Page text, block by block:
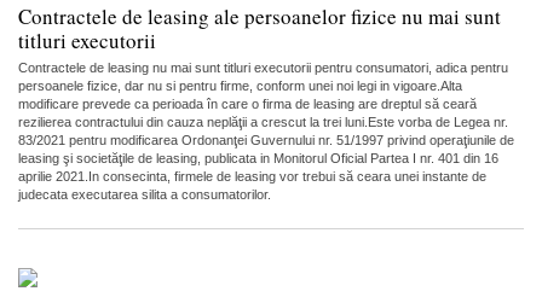
Contractele de leasing ale persoanelor fizice nu mai sunt
titluri executorii
Contractele de leasing nu mai sunt titluri executorii pentru consumatori, adica pentru
persoanele fizice, dar nu si pentru firme, conform unei noi legi in vigoare.Alta
modificare prevede ca perioada în care o firma de leasing are dreptul să ceară
rezilierea contractului din cauza neplăţii a crescut la trei luni.Este vorba de Legea nr.
83/2021 pentru modificarea Ordonanţei Guvernului nr. 51/1997 privind operaţiunile de
leasing şi societăţile de leasing, publicata in Monitorul Oficial Partea I nr. 401 din 16
aprilie 2021.In consecinta, firmele de leasing vor trebui să ceara unei instante de
judecata executarea silita a consumatorilor.